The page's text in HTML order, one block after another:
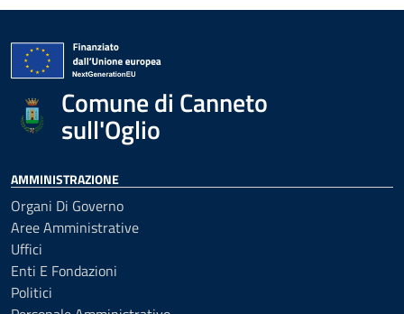
Comune di Canneto
sull'Oglio
AMMINISTRAZIONE
Organi Di Governo
Aree Amministrative
Uffici
Enti E Fondazioni
Politici